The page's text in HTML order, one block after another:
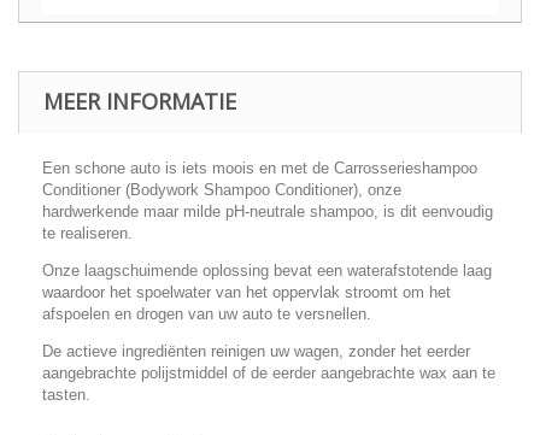
MEER INFORMATIE
Een schone auto is iets moois en met de Carrosserieshampoo
Conditioner (Bodywork Shampoo Conditioner), onze
hardwerkende maar milde pH-neutrale shampoo, is dit eenvoudig
te realiseren.
Onze laagschuimende oplossing bevat een waterafstotende laag
waardoor het spoelwater van het oppervlak stroomt om het
afspoelen en drogen van uw auto te versnellen.
De actieve ingrediënten reinigen uw wagen, zonder het eerder
aangebrachte polijstmiddel of de eerder aangebrachte wax aan te
tasten.